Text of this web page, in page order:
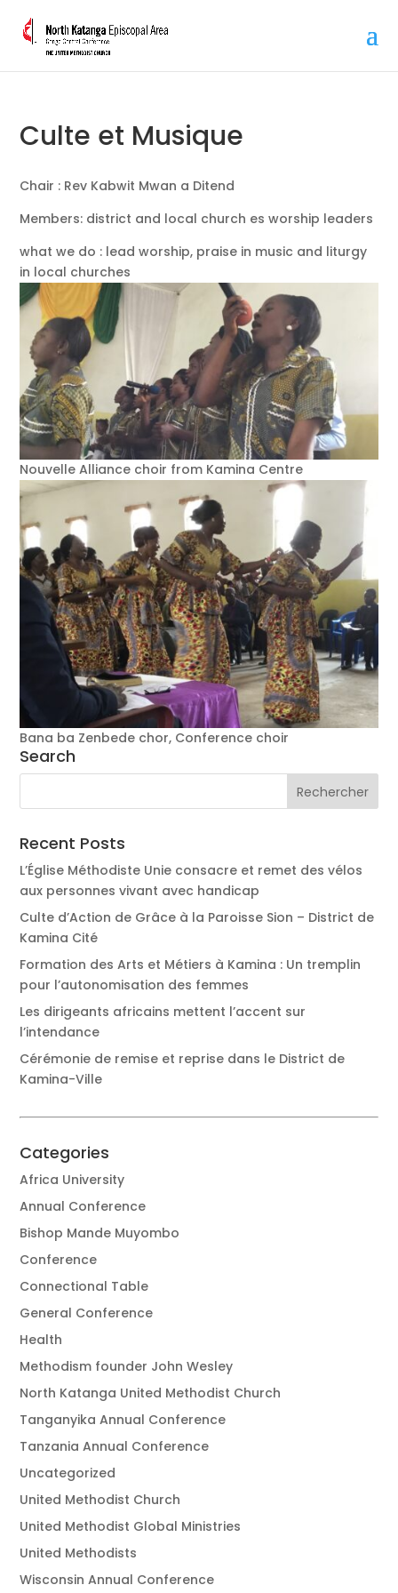
Culte et Musique
Chair : Rev Kabwit Mwan a Ditend
Members: district and local church es worship leaders
what we do : lead worship, praise in music and liturgy
in local churches
Nouvelle Alliance choir from Kamina Centre
Bana ba Zenbede chor, Conference choir
Search
Recent Posts
L’Église Méthodiste Unie consacre et remet des vélos
aux personnes vivant avec handicap
Culte d’Action de Grâce à la Paroisse Sion – District de
Kamina Cité
Formation des Arts et Métiers à Kamina : Un tremplin
pour l’autonomisation des femmes
Les dirigeants africains mettent l’accent sur
l’intendance
Cérémonie de remise et reprise dans le District de
Kamina-Ville
Categories
Africa University
Annual Conference
Bishop Mande Muyombo
Conference
Connectional Table
General Conference
Health
Methodism founder John Wesley
North Katanga United Methodist Church
Tanganyika Annual Conference
Tanzania Annual Conference
Uncategorized
United Methodist Church
United Methodist Global Ministries
United Methodists
Wisconsin Annual Conference